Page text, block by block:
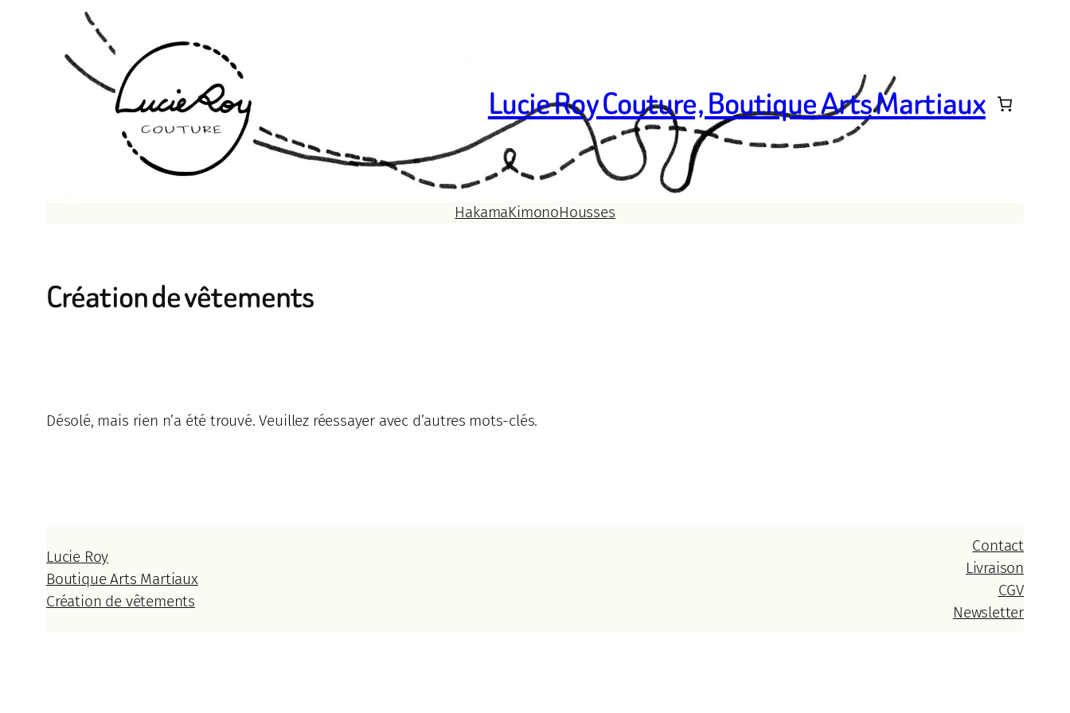
Lucie Roy Couture, Boutique Arts Martiaux
HakamaKimonoHousses
Création de vêtements
Désolé, mais rien n’a été trouvé. Veuillez réessayer avec d’autres mots-clés.
Lucie Roy
Boutique Arts Martiaux
Création de vêtements
Contact
Livraison
CGV
Newsletter